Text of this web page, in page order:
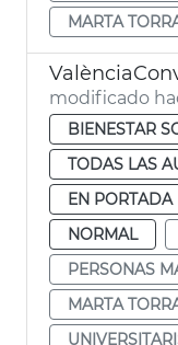
MARTA
modificado
BIENESTAR
TODAS LAS
EN PORTADA
NORMAL
PERSONAS
MARTA